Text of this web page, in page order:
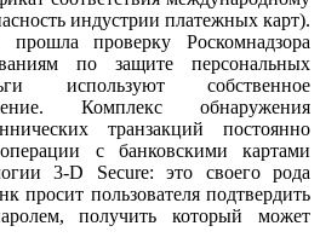
индустрии платежных карт).
проверку Роскомнадзора
по защите персональных
используют собственное
Комплекс обнаружения
транзакций постоянно
с банковскими картами
3-D Secure: это своего рода
просит пользователя подтвердить
получить который может